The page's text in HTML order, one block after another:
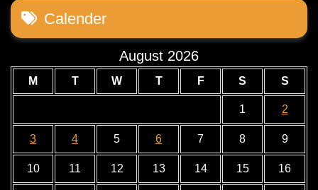
Calender
August 2026
M T W T F S S
1 2
3 4 5 6 7 8 9
10 11 12 13 14 15 16